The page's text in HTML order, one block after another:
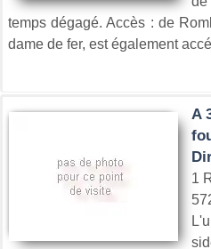
temps dégagé. Accès : de
dame de fer, est également
A
1